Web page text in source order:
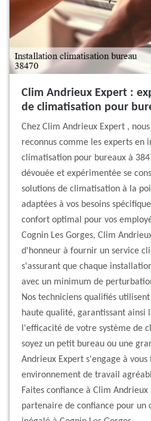
Clim Andrieux Expert :
de climatisation pour
Chez Clim Andrieux Expert ,
reconnus comme les experts en
climatisation pour bureaux à
dévouée et expérimentée se
solutions de climatisation à la
adaptées à vos besoins
confort optimal pour vos
Cognin Les Gorges, Clim
d'honneur à fournir un service
s'assurant que chaque
avec un minimum de
Nos techniciens qualifiés
haute qualité, garantissant ainsi
l'efficacité de votre système de
soyez un petit bureau ou une
Andrieux Expert s'engage à
environnement de travail
Faites confiance à Clim
partenaire de confiance pour